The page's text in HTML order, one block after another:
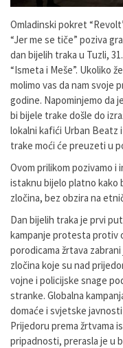
Omladinski pokret
“Jer me se tiče” poziva
dan bijelih traka u Tuzli,
“Ismeta i Meše”. Ukoliko
molimo vas da nam svoje
godine. Napominjemo da
bi bijele trake došle do
lokalni kafići Urban Beatz
trake moći će preuzeti u
Ovom prilikom pozivamo
istaknu bijelo platno kako
zločina, bez obzira na
Dan bijelih traka je prvi
kampanje protesta protiv
porodicama žrtava
zločina koje su nad
vojne i policijske snage
stranke. Globalna
domaće i svjetske
Prijedoru prema žrtvama
pripadnosti, prerasla je u